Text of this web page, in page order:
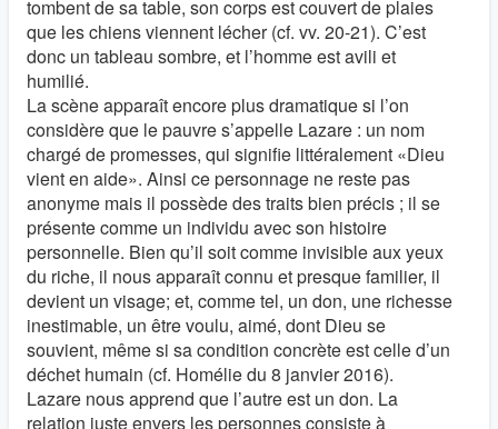
tombent de sa table, son corps est couvert de plaies
que les chiens viennent lécher (cf. vv. 20-21). C’est
donc un tableau sombre, et l’homme est avili et
humilié.
La scène apparaît encore plus dramatique si l’on
considère que le pauvre s’appelle Lazare : un nom
chargé de promesses, qui signifie littéralement «Dieu
vient en aide». Ainsi ce personnage ne reste pas
anonyme mais il possède des traits bien précis ; il se
présente comme un individu avec son histoire
personnelle. Bien qu’il soit comme invisible aux yeux
du riche, il nous apparaît connu et presque familier, il
devient un visage; et, comme tel, un don, une richesse
inestimable, un être voulu, aimé, dont Dieu se
souvient, même si sa condition concrète est celle d’un
déchet humain (cf. Homélie du 8 janvier 2016).
Lazare nous apprend que l’autre est un don. La
relation juste envers les personnes consiste à